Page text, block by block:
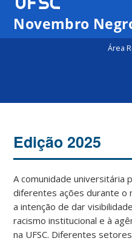
Novembro
Área
Edição 2025
A comunidade universitária
diferentes ações durante o
a intenção de dar
racismo institucional e à
na UFSC. Diferentes